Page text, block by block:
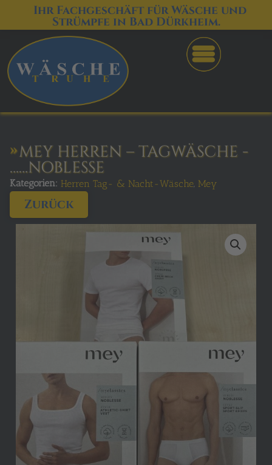
Ihr Fachgeschäft für Wäsche und
Strümpfe in Bad Dürkheim.
MEY HERREN – TAGWÄSCHE -
……NOBLESSE
Kategorien: Herren Tag- & Nacht-Wäsche, Mey
Zurück